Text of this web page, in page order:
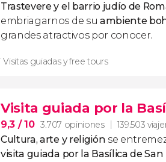
Trastevere y el barrio judío de
embriagarnos de su ambiente
grandes atractivos por conocer.
Visitas guiadas y free tours
Visita guiada por la
9,3 / 10 3.707 opiniones 139.503
Cultura, arte y religión se
visita guiada por la Basílica de San